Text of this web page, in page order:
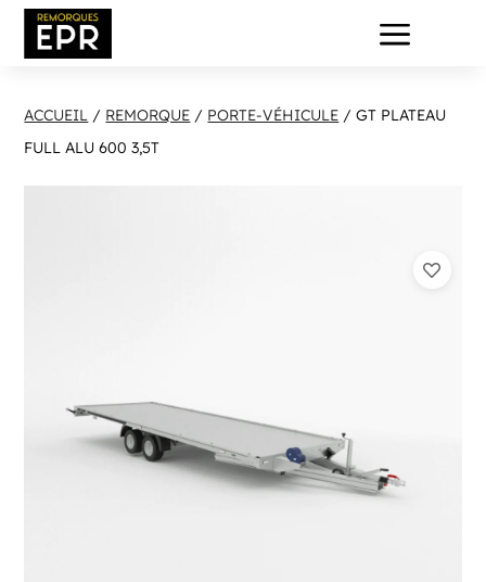
a
ACCUEIL / REMORQUE / PORTE-VÉHICULE / GT PLATEAU
FULL ALU 600 3,5T